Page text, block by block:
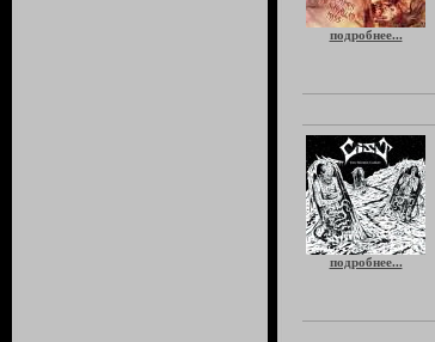
подробнее...
подробнее...